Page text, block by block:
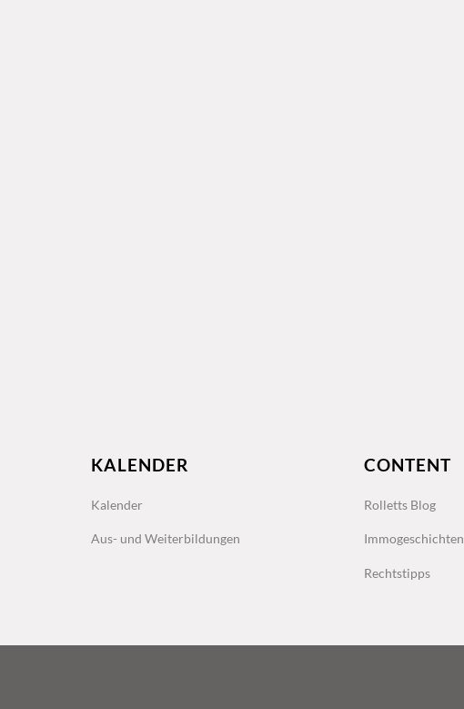
KALENDER
Kalender
Aus- und Weiterbildungen
CONTENT
Rolletts Blog
Immogeschichten
Rechtstipps